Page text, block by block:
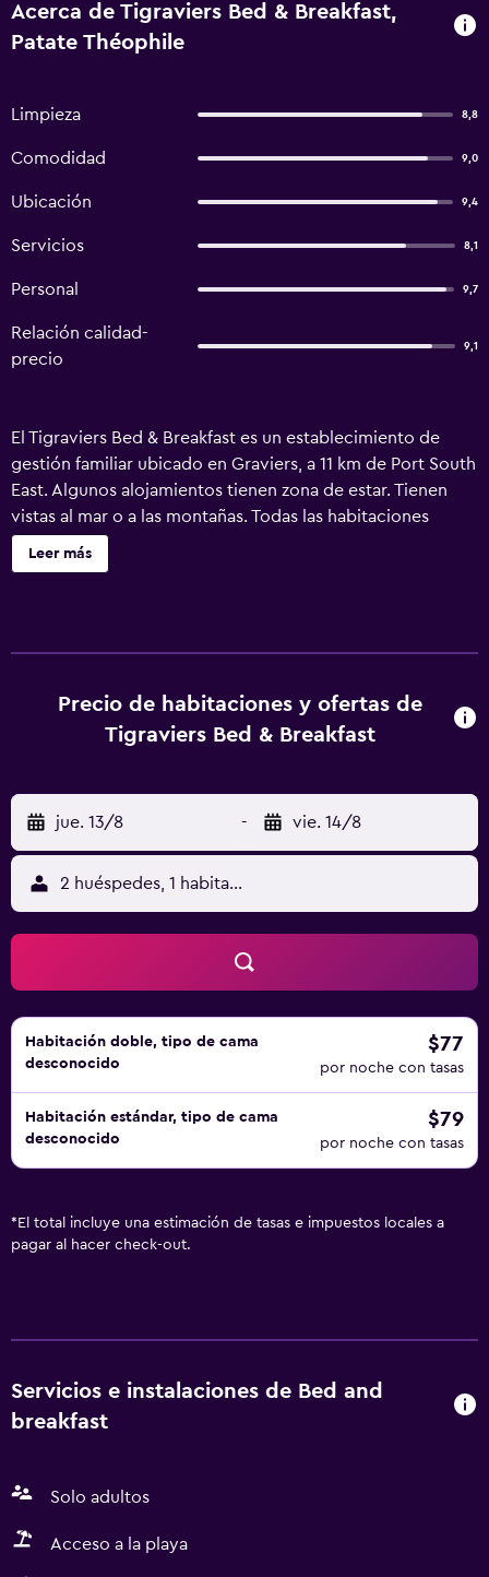
Acerca de Tigraviers Bed & Breakfast,
Patate Théophile
Limpieza 8,8
Comodidad 9,0
Ubicación 9,4
Servicios 8,1
Personal 9,7
Relación calidad-
precio
9,1
El Tigraviers Bed & Breakfast es un establecimiento de
gestión familiar ubicado en Graviers, a 11 km de Port South
East. Algunos alojamientos tienen zona de estar. Tienen
vistas al mar o a las montañas. Todas las habitaciones
incluyen baño privado con zapatillas y artículos de aseo
gratuitos. En la zona se pueden practicar diversas
Leer más
Precio de habitaciones y ofertas de
Tigraviers Bed & Breakfast
jue. 13/8 - vie. 14/8
2 huéspedes, 1 habitación
Habitación doble, tipo de cama
desconocido
$77
por noche con tasas
Habitación estándar, tipo de cama
desconocido
$79
por noche con tasas
* El total incluye una estimación de tasas e impuestos locales a
pagar al hacer check-out.
Servicios e instalaciones de Bed and
breakfast
Solo adultos
Acceso a la playa